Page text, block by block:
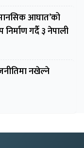
आघात’को
गर्दै ३ नेपाली
नखेल्ने